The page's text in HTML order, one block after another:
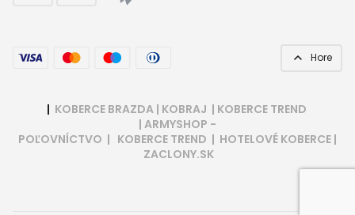
Hore
| KOBERCE BRAZDA | KOBRAJ | KOBERCE TREND
| ARMYSHOP -
POĽOVNÍCTVO | KOBERCE TREND | HOTELOVÉ KOBERCE |
ZACLONY.SK